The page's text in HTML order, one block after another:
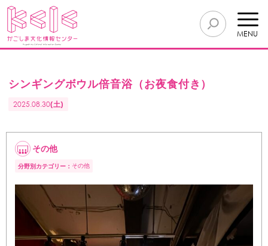
MENU
シンギングボウル倍音浴（お夜食付き）
2025.08.30(土)
その他
分野別カテゴリー： その他